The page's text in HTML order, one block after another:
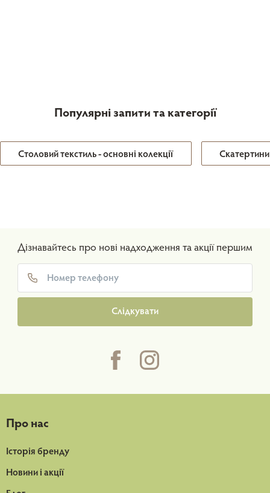
Популярні запити та категорії
Столовий текстиль - основні колекції
Дізнавайтесь про нові надходження та акції першим
Слідкувати
Про нас
Історія бренду
Новини і акції